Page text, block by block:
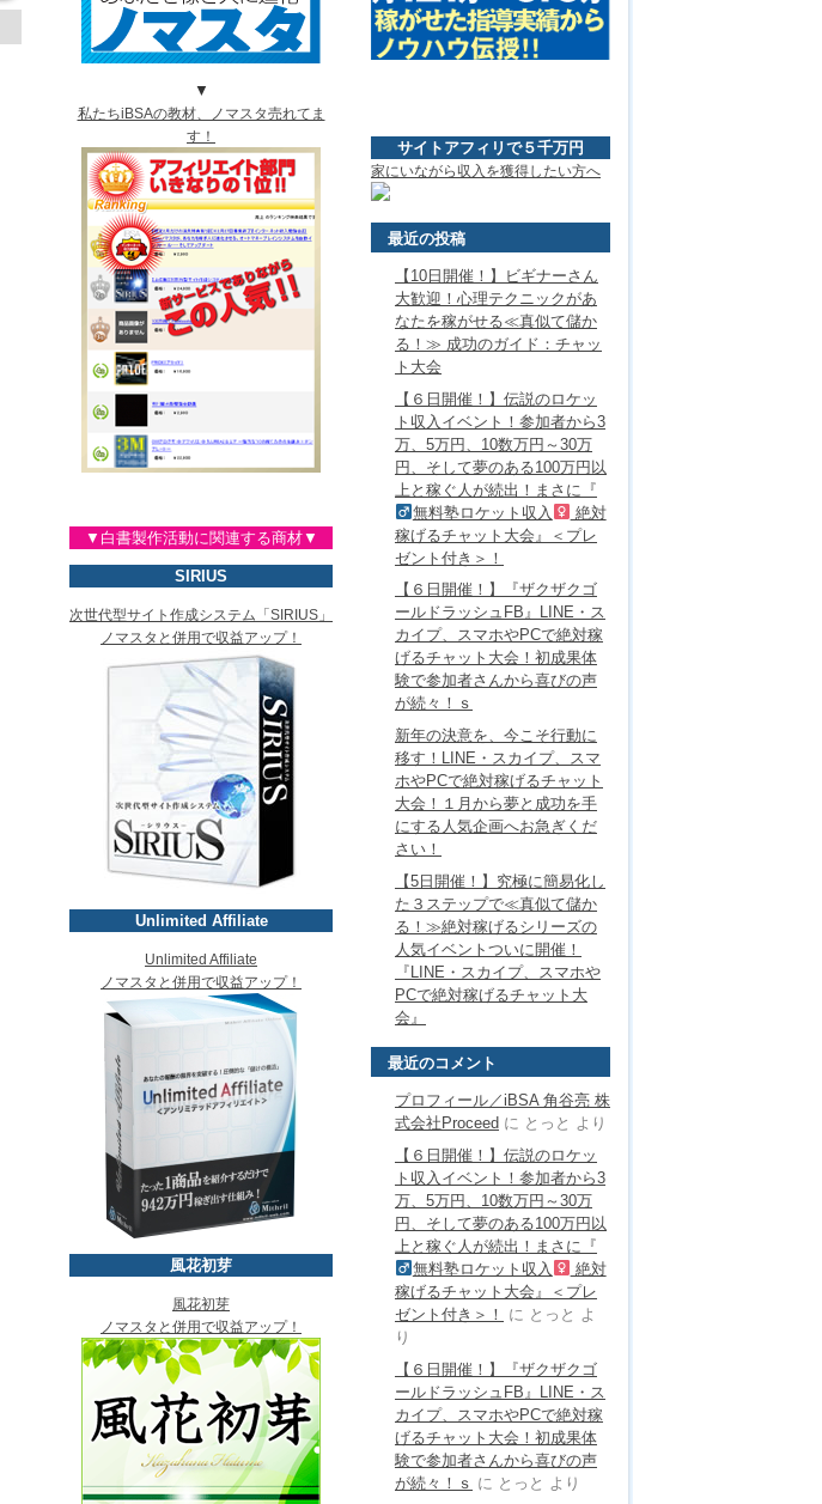
▼
私たちiBSAの教材、ノマスタ売れてま
す！
▼白書製作活動に関連する商材▼
SIRIUS
次世代型サイト作成システム「SIRIUS」
ノマスタと併用で収益アップ！
Unlimited Affiliate
Unlimited Affiliate
ノマスタと併用で収益アップ！
風花初芽
風花初芽
ノマスタと併用で収益アップ！
サイトアフィリで５千万円
家にいながら収入を獲得したい方へ
最近の投稿
【10日開催！】ビギナーさん
大歓迎！心理テクニックがあ
なたを稼がせる≪真似て儲か
る！≫ 成功のガイド：チャッ
ト大会
【６日開催！】伝説のロケッ
ト収入イベント！参加者から3
万、5万円、10数万円～30万
円、そして夢のある100万円以
上と稼ぐ人が続出！まさに『
無料塾ロケット収入
絶対
稼げるチャット大会』＜プレ
ゼント付き＞！
【６日開催！】『ザクザクゴ
ールドラッシュFB』LINE・ス
カイプ、スマホやPCで絶対稼
げるチャット大会！初成果体
験で参加者さんから喜びの声
が続々！ｓ
新年の決意を、今こそ行動に
移す！LINE・スカイプ、スマ
ホやPCで絶対稼げるチャット
大会！１月から夢と成功を手
にする人気企画へお急ぎくだ
さい！
【5日開催！】究極に簡易化し
た３ステップで≪真似て儲か
る！≫絶対稼げるシリーズの
人気イベントついに開催！
『LINE・スカイプ、スマホや
PCで絶対稼げるチャット大
会』
最近のコメント
プロフィール／iBSA 角谷亮 株
式会社Proceed に とっと より
【６日開催！】伝説のロケッ
ト収入イベント！参加者から3
万、5万円、10数万円～30万
円、そして夢のある100万円以
上と稼ぐ人が続出！まさに『
無料塾ロケット収入
絶対
稼げるチャット大会』＜プレ
ゼント付き＞！
に とっと よ
り
【６日開催！】『ザクザクゴ
ールドラッシュFB』LINE・ス
カイプ、スマホやPCで絶対稼
げるチャット大会！初成果体
験で参加者さんから喜びの声
が続々！ｓ に とっと より